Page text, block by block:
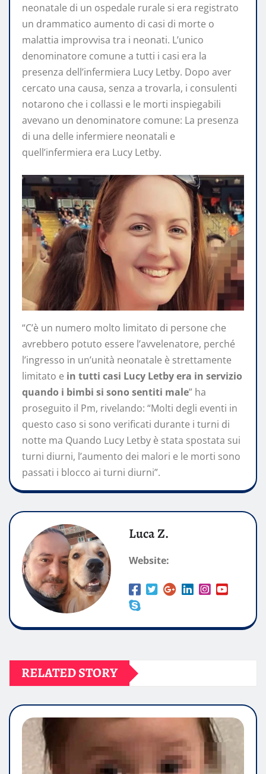
neonatale di un ospedale rurale si era registrato
un drammatico aumento di casi di morte o
malattia improvvisa tra i neonati. L’unico
denominatore comune a tutti i casi era la
presenza dell’infermiera Lucy Letby. Dopo aver
cercato una causa, senza a trovarla, i consulenti
notarono che i collassi e le morti inspiegabili
avevano un denominatore comune: La presenza
di una delle infermiere neonatali e
quell’infermiera era Lucy Letby.
“C’è un numero molto limitato di persone che
avrebbero potuto essere l’avvelenatore, perché
l’ingresso in un’unità neonatale è strettamente
limitato e in tutti casi Lucy Letby era in servizio
quando i bimbi si sono sentiti male” ha
proseguito il Pm, rivelando: “Molti degli eventi in
questo caso si sono verificati durante i turni di
notte ma Quando Lucy Letby è stata spostata sui
turni diurni, l’aumento dei malori e le morti sono
passati i blocco ai turni diurni”.
Luca Z.
Website:
RELATED STORY